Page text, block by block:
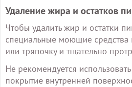
Удаление жира и остатков
Чтобы удалить жир и остатки
специальные моющие средства
или тряпочку и тщательно
Не рекомендуется
покрытие внутренней